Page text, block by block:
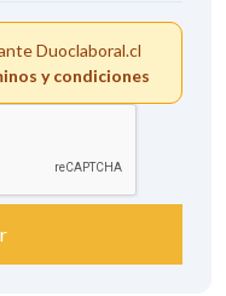
Duoclaboral.cl
y condiciones